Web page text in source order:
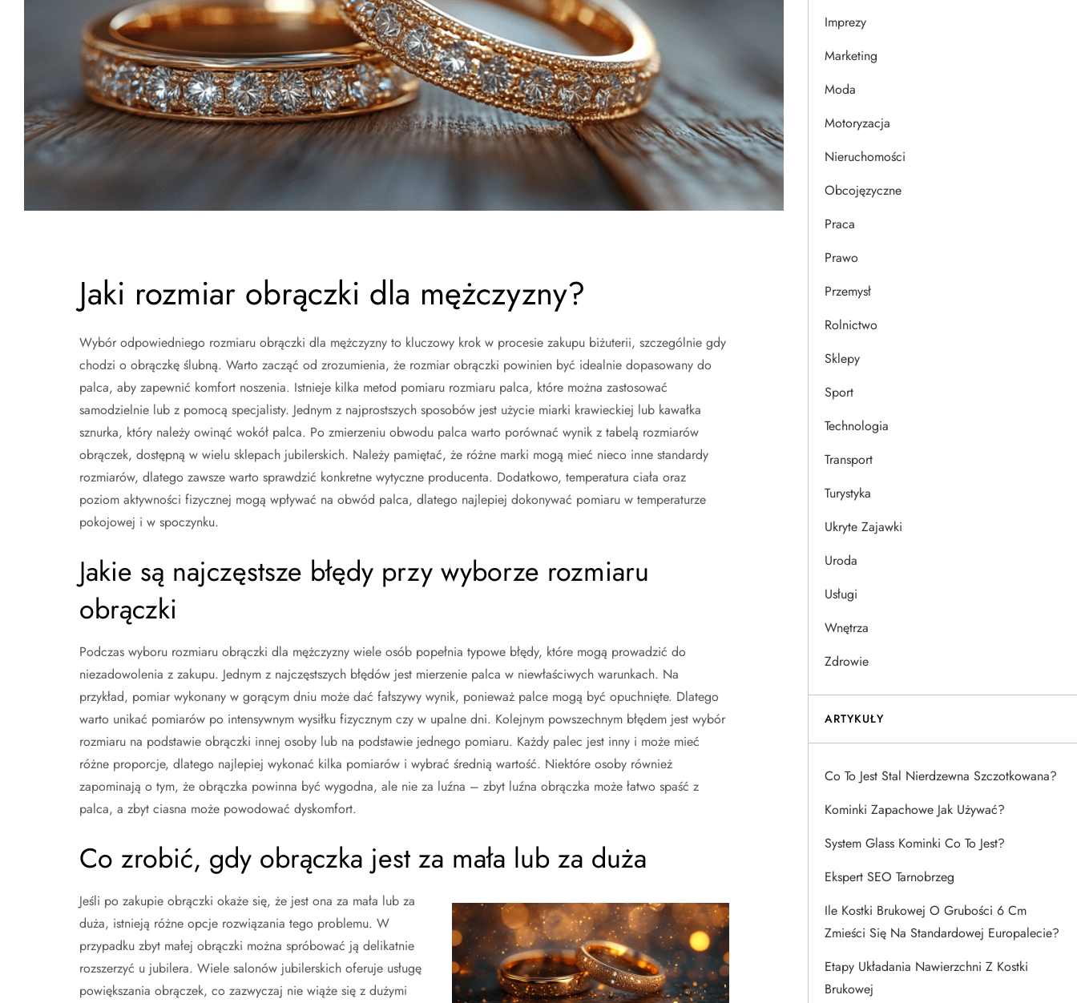
Jaki rozmiar obrączki dla mężczyzny?
Wybór odpowiedniego rozmiaru obrączki dla mężczyzny to kluczowy krok w procesie zakupu biżuterii, szczególnie gdy
chodzi o obrączkę ślubną. Warto zacząć od zrozumienia, że rozmiar obrączki powinien być idealnie dopasowany do
palca, aby zapewnić komfort noszenia. Istnieje kilka metod pomiaru rozmiaru palca, które można zastosować
samodzielnie lub z pomocą specjalisty. Jednym z najprostszych sposobów jest użycie miarki krawieckiej lub kawałka
sznurka, który należy owinąć wokół palca. Po zmierzeniu obwodu palca warto porównać wynik z tabelą rozmiarów
obrączek, dostępną w wielu sklepach jubilerskich. Należy pamiętać, że różne marki mogą mieć nieco inne standardy
rozmiarów, dlatego zawsze warto sprawdzić konkretne wytyczne producenta. Dodatkowo, temperatura ciała oraz
poziom aktywności fizycznej mogą wpływać na obwód palca, dlatego najlepiej dokonywać pomiaru w temperaturze
pokojowej i w spoczynku.
Jakie są najczęstsze błędy przy wyborze rozmiaru
obrączki
Podczas wyboru rozmiaru obrączki dla mężczyzny wiele osób popełnia typowe błędy, które mogą prowadzić do
niezadowolenia z zakupu. Jednym z najczęstszych błędów jest mierzenie palca w niewłaściwych warunkach. Na
przykład, pomiar wykonany w gorącym dniu może dać fałszywy wynik, ponieważ palce mogą być opuchnięte. Dlatego
warto unikać pomiarów po intensywnym wysiłku fizycznym czy w upalne dni. Kolejnym powszechnym błędem jest wybór
rozmiaru na podstawie obrączki innej osoby lub na podstawie jednego pomiaru. Każdy palec jest inny i może mieć
różne proporcje, dlatego najlepiej wykonać kilka pomiarów i wybrać średnią wartość. Niektóre osoby również
zapominają o tym, że obrączka powinna być wygodna, ale nie za luźna – zbyt luźna obrączka może łatwo spaść z
palca, a zbyt ciasna może powodować dyskomfort.
Co zrobić, gdy obrączka jest za mała lub za duża
Jeśli po zakupie obrączki okaże się, że jest ona za mała lub za
duża, istnieją różne opcje rozwiązania tego problemu. W
przypadku zbyt małej obrączki można spróbować ją delikatnie
rozszerzyć u jubilera. Wiele salonów jubilerskich oferuje usługę
powiększania obrączek, co zazwyczaj nie wiąże się z dużymi
Imprezy
Marketing
Moda
Motoryzacja
Nieruchomości
Obcojęzyczne
Praca
Prawo
Przemysł
Rolnictwo
Sklepy
Sport
Technologia
Transport
Turystyka
Ukryte Zajawki
Uroda
Usługi
Wnętrza
Zdrowie
ARTYKUŁY
Co To Jest Stal Nierdzewna Szczotkowana?
Kominki Zapachowe Jak Używać?
System Glass Kominki Co To Jest?
Ekspert SEO Tarnobrzeg
Ile Kostki Brukowej O Grubości 6 Cm
Zmieści Się Na Standardowej Europalecie?
Etapy Układania Nawierzchni Z Kostki
Brukowej